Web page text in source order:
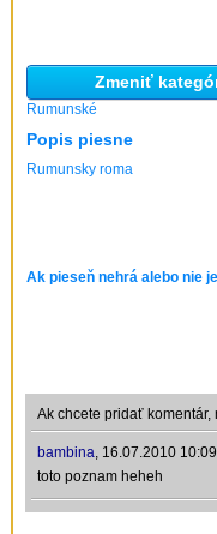
Zmeniť
Rumunské
Popis piesne
Rumunsky roma
Ak pieseň nehrá alebo nie
Ak chcete pridať komentár,
bambina, 16.07.2010 10:09
toto poznam heheh